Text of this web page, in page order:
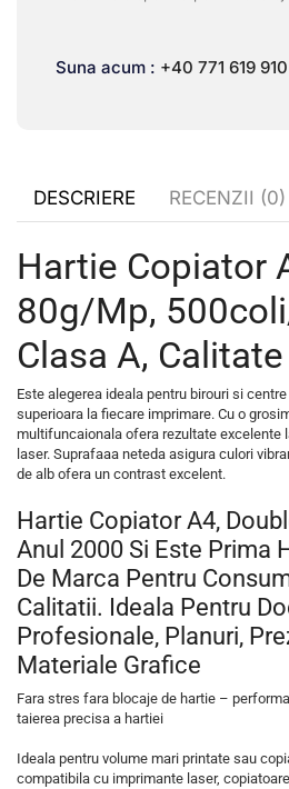
Suna acum : +40 771 619 910
DESCRIERE RECENZII (0)
Hartie Copiator
80g/mp,
Clasa A,
Este alegerea ideala pentru birouri si
superioara la fiecare imprimare. Cu o
multifuncaionala ofera rezultate excelente
laser. Suprafaaa neteda asigura culori
de alb ofera un contrast excelent.
Hartie Copiator A4,
Anul 2000 Si Este Prima
De Marca Pentru
Calitatii. Ideala Pentru
Profesionale, Planuri,
Materiale Grafice
Fara stres fara blocaje de hartie –
taierea precisa a hartiei
Ideala pentru volume mari printate sau
compatibila cu imprimante laser,